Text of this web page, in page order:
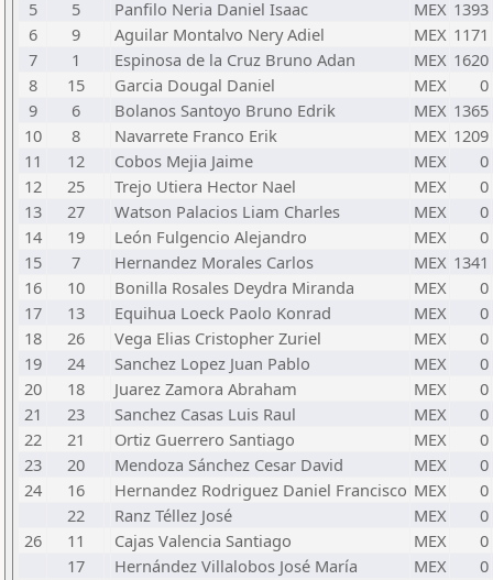
5
5 Panfilo Neria Daniel Isaac MEX 1393
6
9 Aguilar Montalvo Nery Adiel MEX 1171
7
1 Espinosa de la Cruz Bruno Adan MEX 1620
8
15 Garcia Dougal Daniel MEX
0
9
6 Bolanos Santoyo Bruno Edrik MEX 1365
10
8 Navarrete Franco Erik MEX 1209
11
12 Cobos Mejia Jaime MEX
0
12
25 Trejo Utiera Hector Nael MEX
0
13
27 Watson Palacios Liam Charles MEX
0
14
19 León Fulgencio Alejandro MEX
0
15
7 Hernandez Morales Carlos MEX 1341
16
10 Bonilla Rosales Deydra Miranda MEX
0
17
13 Equihua Loeck Paolo Konrad MEX
0
18
26 Vega Elias Cristopher Zuriel MEX
0
19
24 Sanchez Lopez Juan Pablo MEX
0
20
18 Juarez Zamora Abraham MEX
0
21
23 Sanchez Casas Luis Raul MEX
0
22
21 Ortiz Guerrero Santiago MEX
0
23
20 Mendoza Sánchez Cesar David MEX
0
24
16 Hernandez Rodriguez Daniel Francisco MEX
0
22
Ranz Téllez José MEX
0
26
11 Cajas Valencia Santiago MEX
0
17
Hernández Villalobos José María MEX 0